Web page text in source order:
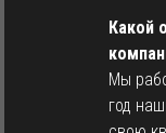
Какой
Мы
год